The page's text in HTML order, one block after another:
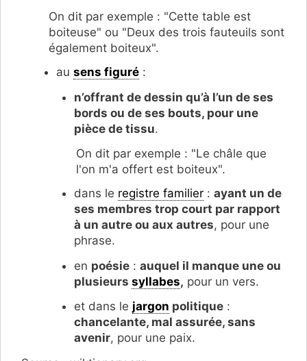
On dit par exemple : "Cette table est
boiteuse" ou "Deux des trois fauteuils sont
également boiteux".
au sens figuré :
n’offrant de dessin qu’à l’un de ses
bords ou de ses bouts, pour une
pièce de tissu.
On dit par exemple : "Le châle que
l'on m'a offert est boiteux".
dans le registre familier: ayant un de
ses membres trop court par rapport
à un autre ou aux autres, pour une
phrase.
en poésie: auquel il manque une ou
plusieurs syllabes, pour un vers.
et dans le jargon politique:
chancelante, mal assurée, sans
avenir, pour une paix.